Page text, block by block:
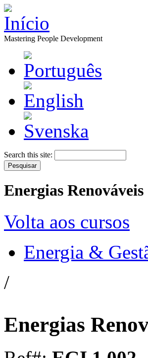
Mastering People Development
Search this site:
Energias Renováveis
Volta aos cursos
Energia &
/
Energias